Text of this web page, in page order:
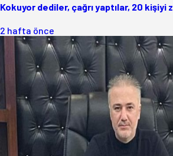
Kokuyor dediler, çağrı yaptılar, 20 kişiyi
2 hafta önce